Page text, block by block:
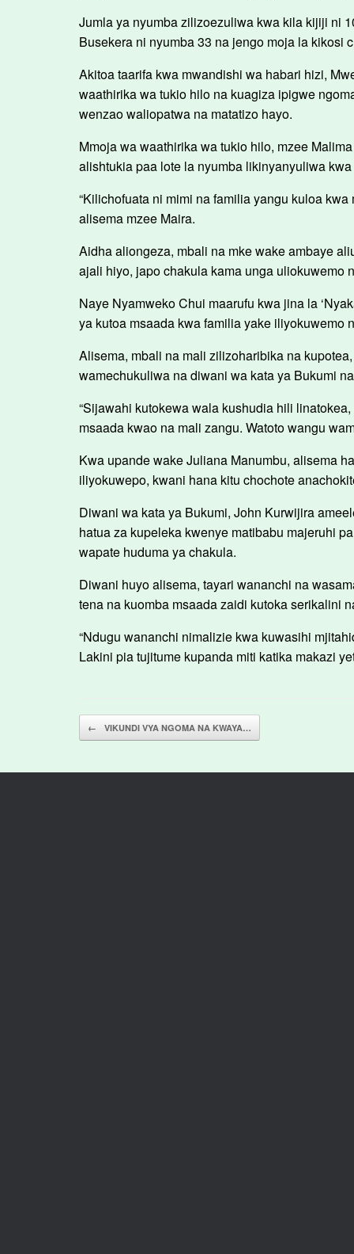
Jumla ya nyumba zilizoezuliwa kwa kila kijiji ni
Busekera ni nyumba 33 na jengo moja la kikosi
Akitoa taarifa kwa mwandishi wa habari hizi,
waathirika wa tukio hilo na kuagiza ipigwe
wenzao waliopatwa na matatizo hayo.
Mmoja wa waathirika wa tukio hilo, mzee
alishtukia paa lote la nyumba likinyanyuliwa
“Kilichofuata ni mimi na familia yangu kuloa
alisema mzee Maira.
Aidha aliongeza, mbali na mke wake ambaye
ajali hiyo, japo chakula kama unga uliokuwemo
Naye Nyamweko Chui maarufu kwa jina la
ya kutoa msaada kwa familia yake iliyokuwemo
Alisema, mbali na mali zilizoharibika na
wamechukuliwa na diwani wa kata ya Bukumi
“Sijawahi kutokewa wala kushudia hili
msaada kwao na mali zangu. Watoto wangu
Kwa upande wake Juliana Manumbu, alisema
iliyokuwepo, kwani hana kitu chochote
Diwani wa kata ya Bukumi, John Kurwijira
hatua za kupeleka kwenye matibabu majeruhi
wapate huduma ya chakula.
Diwani huyo alisema, tayari wananchi na
tena na kuomba msaada zaidi kutoka serikalini
“Ndugu wananchi nimalizie kwa kuwasihi
Lakini pia tujitume kupanda miti katika makazi
Post navigation
← VIKUNDI VYA NGOMA NA KWAYA…